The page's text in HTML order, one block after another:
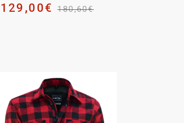
180,60€
129,00€